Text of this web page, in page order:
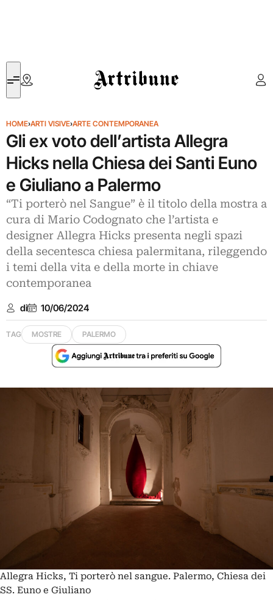
Artribune
HOME›ARTI VISIVE›ARTE CONTEMPORANEA
Gli ex voto dell’artista Allegra
Hicks nella Chiesa dei Santi Euno
e Giuliano a Palermo
“Ti porterò nel Sangue” è il titolo della mostra a
cura di Mario Codognato che l’artista e
designer Allegra Hicks presenta negli spazi
della secentesca chiesa palermitana, rileggendo
i temi della vita e della morte in chiave
contemporanea
di 10/06/2024
TAG MOSTRE PALERMO
Allegra Hicks, Ti porterò nel sangue. Palermo, Chiesa dei
SS. Euno e Giuliano